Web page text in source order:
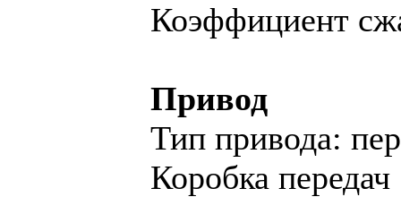
Коэффициент
Привод
Тип привода:
Коробка передач